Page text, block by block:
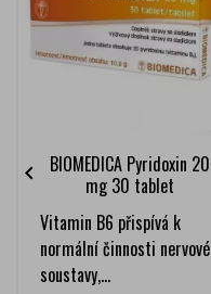
BIOMEDICA Pyridoxin 20
mg 30 tablet
Vitamin B6 přispívá k
normální činnosti nervové
soustavy,...
